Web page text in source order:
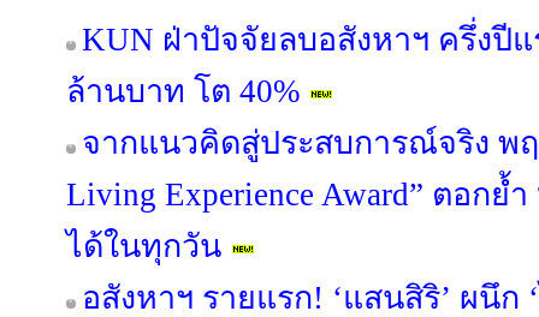
KUN ฝ่าปัจจัยลบอสังหาฯ ครึ่งปี
ล้านบาท โต 40%
จากแนวคิดสู่ประสบการณ์จริง พ
Living Experience Award” ตอกย้
ได้ในทุกวัน
อสังหาฯ รายแรก! ‘แสนสิริ’ ผนึก